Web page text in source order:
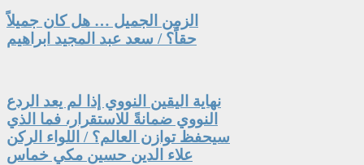
الزمن الجميل … هل كان جميلاً
حقاً؟ / سعد عبد المجيد ابراهيم
نهاية اليقين النووي إذا لم يعد الردع
النووي ضمانةً للاستقرار، فما الذي
سيحفظ توازن العالم؟ / اللواء الركن
علاء الدين حسين مكي خماس